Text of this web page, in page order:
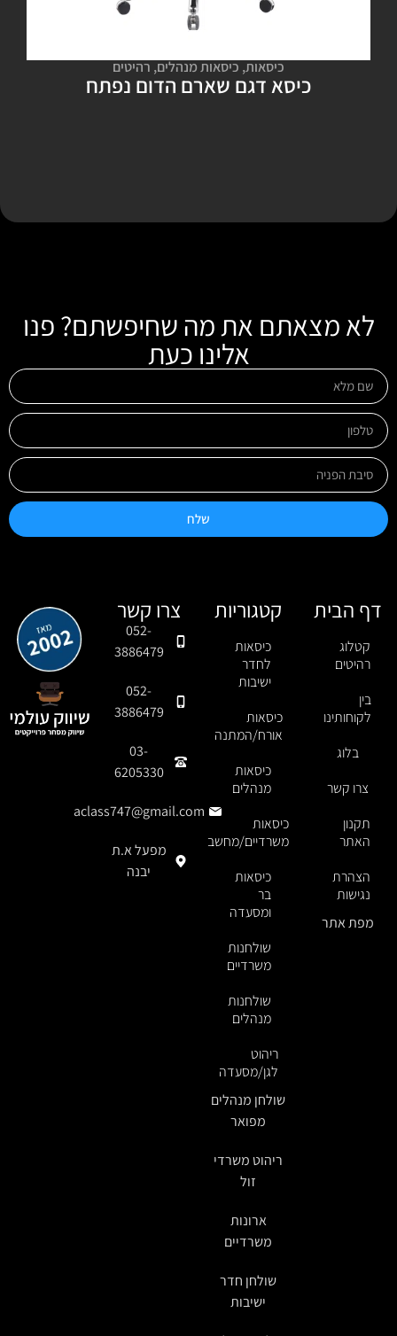
כיסאות,כיסאות מנהלים,רהיטים
כיסא דגם שארם הדום נפתח
לא מצאתם את מה שחיפשתם? פנו
אלינו כעת
שלח
צרו קשר
052-
3886479
052-
3886479
03-
6205330
aclass747@gmail.com
מפעל א.ת
יבנה
קטגוריות
כיסאות
לחדר
ישיבות
כיסאות
אורח/המתנה
כיסאות
מנהלים
כיסאות
משרדיים/מחשב
כיסאות
בר
ומסעדה
שולחנות
משרדיים
שולחנות
מנהלים
ריהוט
לגן/מסעדה
שולחן מנהלים
מפואר
ריהוט משרדי
זול
ארונות
משרדיים
שולחן חדר
ישיבות
דף הבית
קטלוג
רהיטים
בין
לקוחותינו
בלוג
צרו קשר
תקנון
האתר
הצהרת
נגישות
מפת אתר